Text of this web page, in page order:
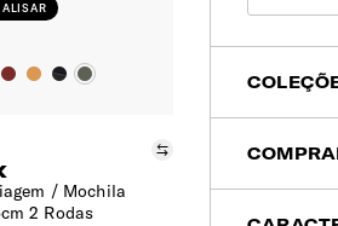
/ Mochila
2 Rodas
Comparar Coleções